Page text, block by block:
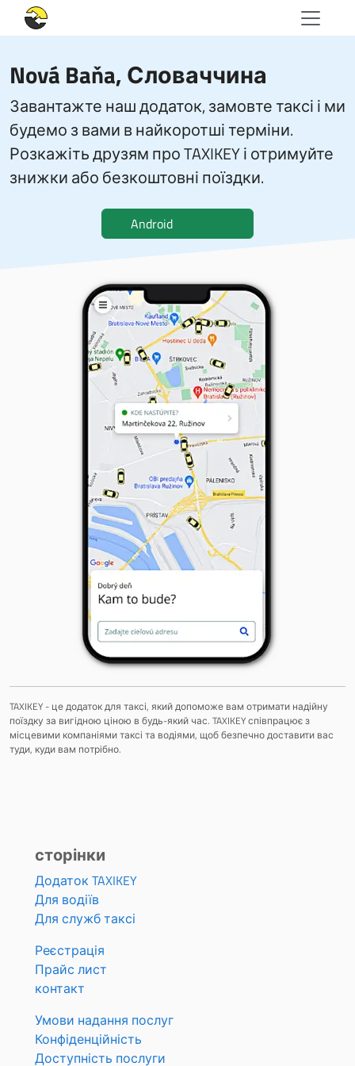
Nová Baňa, Словаччина
Завантажте наш додаток, замовте таксі і ми
будемо з вами в найкоротші терміни.
Розкажіть друзям про TAXIKEY і отримуйте
знижки або безкоштовні поїздки.
Android
TAXIKEY - це додаток для таксі, який допоможе вам отримати надійну
поїздку за вигідною ціною в будь-який час. TAXIKEY співпрацює з
місцевими компаніями таксі та водіями, щоб безпечно доставити вас
туди, куди вам потрібно.
сторінки
Додаток TAXIKEY
Для водіїв
Для служб таксі
Реєстрація
Прайс лист
контакт
Умови надання послуг
Конфіденційність
Доступність послуги